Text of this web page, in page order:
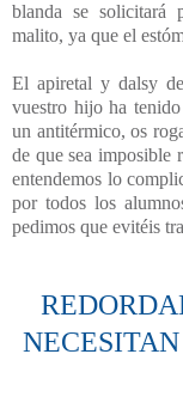
blanda se solicitará
malito, ya que el
El apiretal y dalsy
vuestro hijo ha
un antitérmico, os
de que sea imposible
entendemos lo
por todos los
pedimos que evitéis